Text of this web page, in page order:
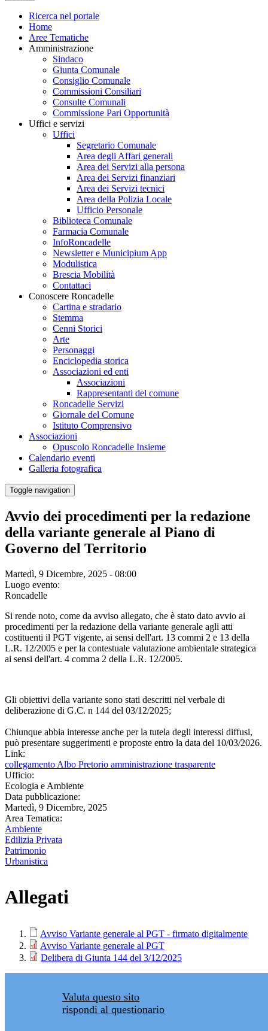
Ricerca nel portale
Home
Aree Tematiche
Amministrazione
Sindaco
Giunta Comunale
Consiglio Comunale
Commissioni Consiliari
Consulte Comunali
Commissione Pari Opportunità
Uffici e servizi
Uffici
Segretario Comunale
Area degli Affari generali
Area dei Servizi alla persona
Area dei Servizi finanziari
Area dei Servizi tecnici
Area della Polizia Locale
Ufficio Personale
Biblioteca Comunale
Farmacia Comunale
InfoRoncadelle
Newsletter e Municipium App
Modulistica
Brescia Mobilità
Contattaci
Conoscere Roncadelle
Cartina e stradario
Stemma
Cenni Storici
Arte
Personaggi
Enciclopedia storica
Associazioni ed enti
Associazioni
Rappresentanti del comune
Roncadelle Servizi
Giornale del Comune
Istituto Comprensivo
Associazioni
Opuscolo Roncadelle Insieme
Calendario eventi
Galleria fotografica
Toggle navigation
Avvio dei procedimenti per la redazione
della variante generale al Piano di
Governo del Territorio
Martedì, 9 Dicembre, 2025 - 08:00
Luogo evento:
Roncadelle
Si rende noto, come da avviso allegato, che è stato dato avvio ai
procedimenti per la redazione della variante generale agli atti
costituenti il PGT vigente, ai sensi dell'art. 13 commi 2 e 13 della
L.R. 12/2005 e per la contestuale valutazione ambientale strategica
ai sensi dell'art. 4 comma 2 della L.R. 12/2005.
Gli obiettivi della variante sono stati descritti nel verbale di
deliberazione di G.C. n 144 del 03/12/2025;
Chiunque abbia interesse anche per la tutela degli interessi diffusi,
può presentare suggerimenti e proposte entro la data del 10/03/2026.
Link:
collegamento Albo Pretorio amministrazione trasparente
Ufficio:
Ecologia e Ambiente
Data pubblicazione:
Martedì, 9 Dicembre, 2025
Area Tematica:
Ambiente
Edilizia Privata
Patrimonio
Urbanistica
Allegati
Avviso Variante generale al PGT - firmato digitalmente
Avviso Variante generale al PGT
Delibera di Giunta 144 del 3/12/2025
Valuta questo sito
rispondi al questionario